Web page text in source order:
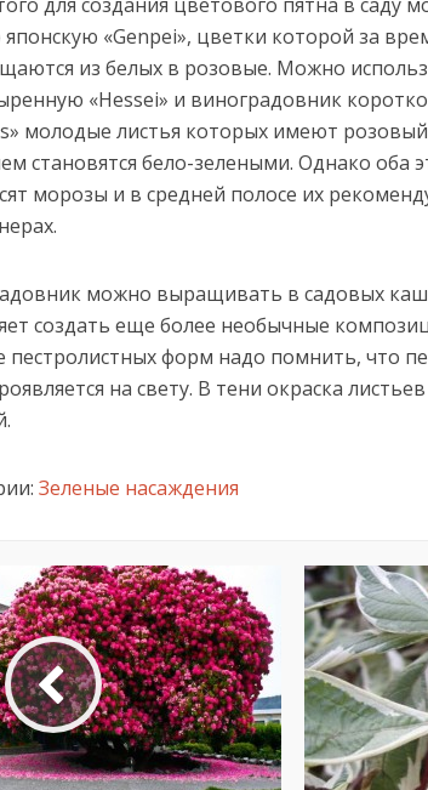
«Genpei», цветки которой за
из белых в розо­вые. Можно
«Hessei» и виноградовник
молодые листья которых имеют
становятся бело-зелеными. Однако оба
морозы и в средней полосе их
можно выращивать в садовых
создать еще более необычные
пестролистных форм надо помнить, что
на свету. В тени окраска
Зеленые насаждения